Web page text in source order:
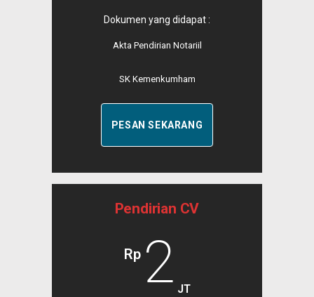
Dokumen yang didapat :
Akta Pendirian Notariil
SK Kemenkumham
PESAN SEKARANG
Pendirian CV
Rp 2 JT